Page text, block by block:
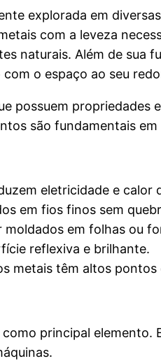
explorada em
com a leveza
naturais. Além de sua
o espaço ao seu
possuem
são fundamentais
eletricidade e calor
em fios finos sem
em folhas ou
reflexiva e brilhante.
metais têm altos
principal elemento.